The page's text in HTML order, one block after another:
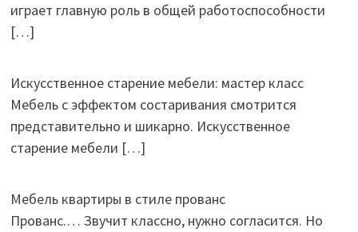
играет главную роль в общей работоспособности
[…]
Искусственное старение мебели: мастер класс
Мебель с эффектом состаривания смотрится
представительно и шикарно. Искусственное
старение мебели […]
Мебель квартиры в стиле прованс
Прованс.… Звучит классно, нужно согласится. Но